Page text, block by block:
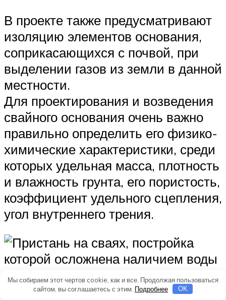
В проекте также предусматривают
изоляцию элементов основания,
соприкасающихся с почвой, при
выделении газов из земли в данной
местности.
Для проектирования и возведения
свайного основания очень важно
правильно определить его физико-
химические характеристики, среди
которых удельная масса, плотность
и влажность грунта, его пористость,
коэффициент удельного сцепления,
угол внутреннего трения.
Мы собираем этот чертов cookie, как и все. Продолжая пользоваться
сайтом, вы соглашаетесь с этим. Подробнее OK